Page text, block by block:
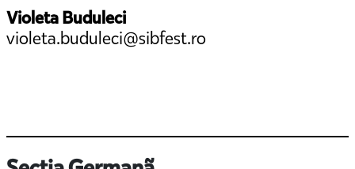
Violeta Buduleci
violeta.buduleci@sibfest.ro